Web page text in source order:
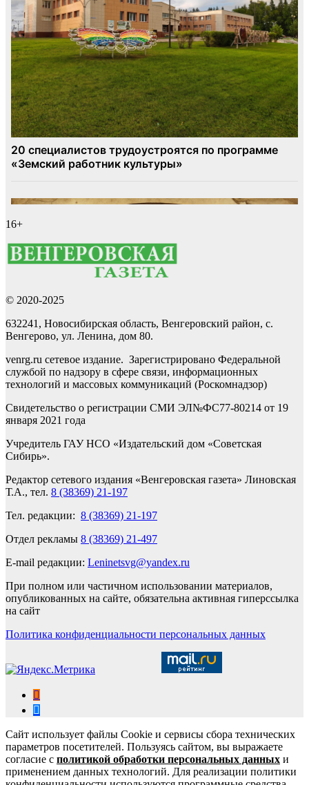
16+
© 2020-2025
632241, Новосибирская область, Венгеровский район, с.
Венгерово, ул. Ленина, дом 80.
venrg.ru сетевое издание. Зарегистрировано Федеральной
службой по надзору в сфере связи, информационных
технологий и массовых коммуникаций (Роскомнадзор)
Свидетельство о регистрации СМИ ЭЛ№ФС77-80214 от 19
января 2021 года
Учредитель ГАУ НСО «Издательский дом «Советская
Сибирь».
Редактор сетевого издания «Венгеровская газета» Линовская
Т.А., тел. 8 (38369) 21-197
Тел. редакции: 8 (38369) 21-197
Отдел рекламы 8 (38369) 21-497
E-mail редакции: Leninetsvg@yandex.ru
При полном или частичном использовании материалов,
опубликованных на сайте, обязательна активная гиперссылка
на сайт
Политика конфиденциальности персональных данных
Сайт использует файлы Cookie и сервисы сбора технических
параметров посетителей. Пользуясь сайтом, вы выражаете
согласие с политикой обработки персональных данных и
применением данных технологий. Для реализации политики